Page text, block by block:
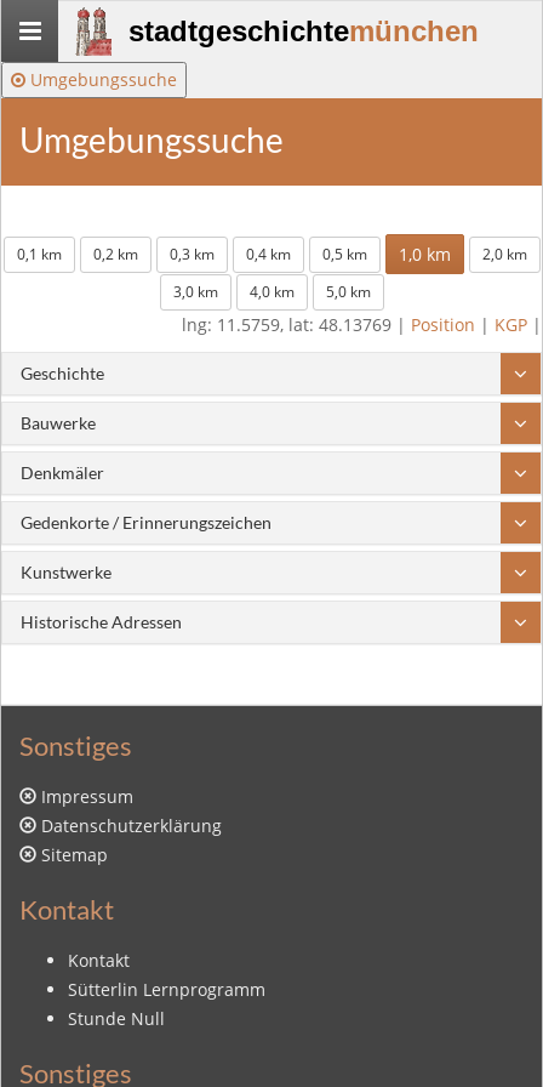
Stadtgeschichte-
München
stadtgeschichtemünchen
Umgebungssuche
Umgebungssuche
0,1 km 0,2 km 0,3 km 0,4 km 0,5 km 1,0 km
2,0 km
3,0 km
4,0 km 5,0 km
lng: 11.5759, lat: 48.13769 | Position | KGP |
Geschichte
Bauwerke
Denkmäler
Gedenkorte / Erinnerungszeichen
Kunstwerke
Historische Adressen
Sonstiges
Impressum
Datenschutzerklärung
Sitemap
Kontakt
Kontakt
Sütterlin Lernprogramm
Stunde Null
Sonstiges